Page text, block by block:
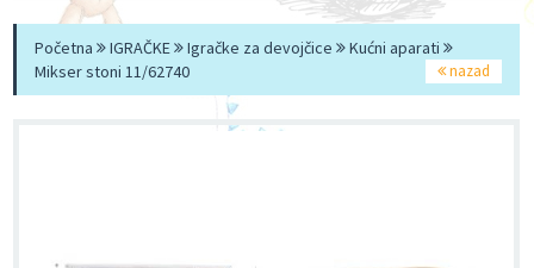
Početna IGRAČKE Igračke za devojčice
Kućni aparati
Mikser stoni 11/62740
nazad